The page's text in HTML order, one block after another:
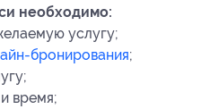
необходимо:
услугу;
бронирования;
время;